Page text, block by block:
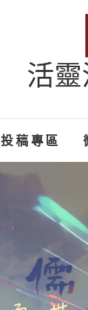
活
投稿專區